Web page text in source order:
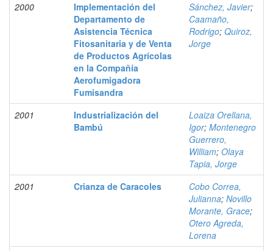
2000
Implementación del
Departamento de
Asistencia Técnica
Fitosanitaria y de Venta
de Productos Agrícolas
en la Compañía
Aerofumigadora
Fumisandra
Sánchez, Javier;
Caamaño,
Rodrigo; Quiroz,
Jorge
2001
Industrialización del
Bambú
Loaiza Orellana,
Igor; Montenegro
Guerrero,
William; Olaya
Tapia, Jorge
2001
Crianza de Caracoles
Cobo Correa,
Julianna; Novillo
Morante, Grace;
Otero Agreda,
Lorena